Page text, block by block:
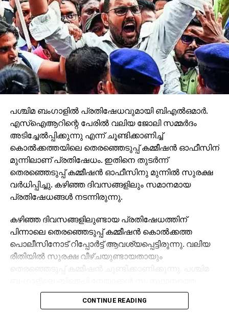
പശ്ചിമ ബംഗാളില്‍ പ്രതിഷേധവുമായി ബിഎല്‍ഒമാര്‍.
എസ്ഐആറിന്റെ പേരില്‍ വലിയ ജോലി സമ്മര്‍ദം
അടിച്ചേല്‍പ്പിക്കുന്നു എന്ന് ചൂണ്ടിക്കാണിച്ച്
കൊല്‍ക്കത്തയിലെ തെരഞ്ഞെടുപ്പ് കമ്മീഷന്‍ ഓഫീസിന്
മുന്നിലാണ് പ്രതിഷേധം. ഇതിനെ തുടര്‍ന്ന്
തെരഞ്ഞെടുപ്പ് കമ്മീഷന്‍ ഓഫീസിനു മുന്നില്‍ സുരക്ഷ
വര്‍ധിപ്പിച്ചു. കഴിഞ്ഞ ദിവസങ്ങളിലും സമാനമായ
പ്രതിഷേധങ്ങള്‍ നടന്നിരുന്നു.
കഴിഞ്ഞ ദിവസങ്ങളിലുണ്ടായ പ്രതിഷേധത്തിന്
പിന്നാലെ തെരഞ്ഞെടുപ്പ് കമ്മീഷന്‍ കൊല്‍ക്കത്ത
പൊലീസിനോട് റിപ്പോര്‍ട്ട് ആവശ്യപ്പെട്ടിരുന്നു. വലിയ
രീതിയില്‍ സുരക്ഷ വീഴ്ചയുണ്ടായതായും
തെരഞ്ഞെടുപ്പ് കമ്മീഷന്‍ ചൂണ്ടിക്കാണിക്കുന്നു. പശ്ചിമ
തെരഞ്ഞെടുപ്പ് കമീഷന്‍ ഓഫീസിലെത്തി സംസ്ഥാന
തെരഞ്ഞെടുപ്പ് ഓഫീസറുമായി കൂടിക്കാഴ്ച നടത്തുന്ന
CONTINUE READING